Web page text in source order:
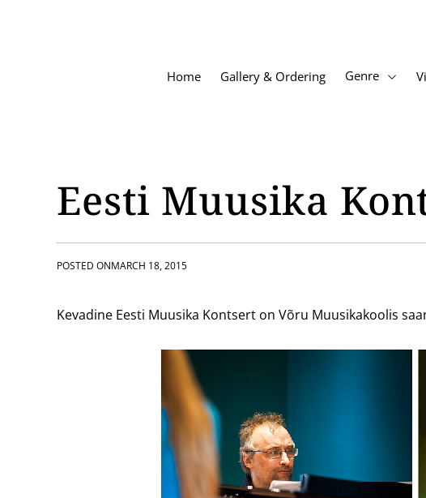
Home Gallery & Ordering Genre
Eesti Muusika
POSTED ONMARCH 18, 2015
Kevadine Eesti Muusika Kontsert on Võru Muusikakoolis